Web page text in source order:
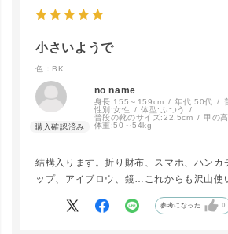
小さいようで
色：BK
no name
身長:155～159cm 年代:50代
性別:女性 体型: ふつう
普段の靴のサイズ:22.5cm 甲の
体重:50～54kg
結構入ります。折り財布、スマホ、ハンカ
ップ、アイブロウ、鏡…これからも沢山使
参考になった 0